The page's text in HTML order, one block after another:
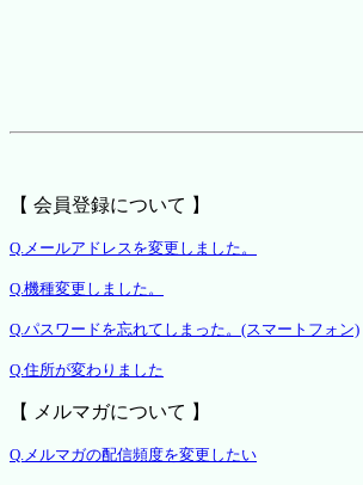
【 会員登録について 】
Q.メールアドレスを変更しました。
Q.機種変更しました。
Q.パスワードを忘れてしまった。(スマートフォン)
Q.住所が変わりました
【 メルマガについて 】
Q.メルマガの配信頻度を変更したい